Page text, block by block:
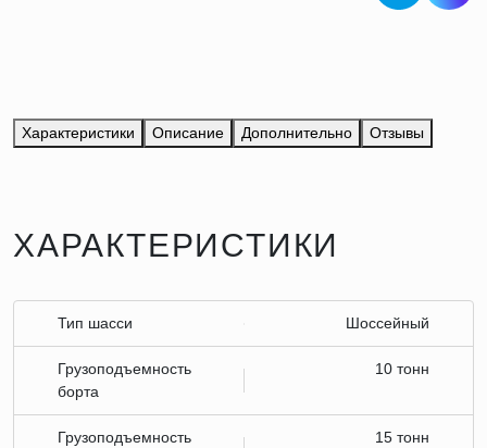
Характеристики Описание Дополнительно Отзывы
ХАРАКТЕРИСТИКИ
Тип шасси Шоссейный
Грузоподъемность
борта
10 тонн
Грузоподъемность
15 тонн